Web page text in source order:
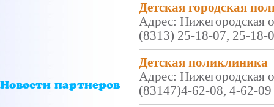
Детская городская
Адрес: Нижегородская
(8313) 25-18-07, 25-18-
Детская поликлиника
Адрес: Нижегородская
(83147)4-62-08, 4-62-
Новости партнеров